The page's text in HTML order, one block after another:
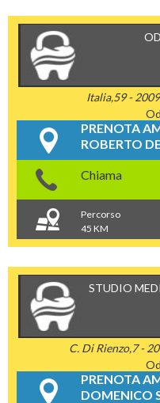
Italia,59 -
PRENOTA
ROBERTO
Chiama
Percorso
45 KM
STUDIO
C. Di Rienzo,7 -
PRENOTA
DOMENICO